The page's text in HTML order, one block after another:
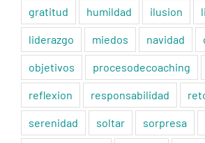
gratitud humildad ilusion
liderazgo miedos navidad
objetivos procesodecoaching
reflexion responsabilidad
serenidad soltar sorpresa